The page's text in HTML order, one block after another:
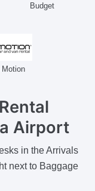
Budget
Motion
Airport
in the Arrivals
next to Baggage